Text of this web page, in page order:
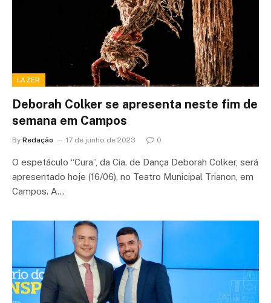
LAZER
Deborah Colker se apresenta neste fim de
semana em Campos
By Redação 17 de junho de 2023 0
O espetáculo “Cura”, da Cia. de Dança Deborah Colker, será
apresentado hoje (16/06), no Teatro Municipal Trianon, em
Campos. A…